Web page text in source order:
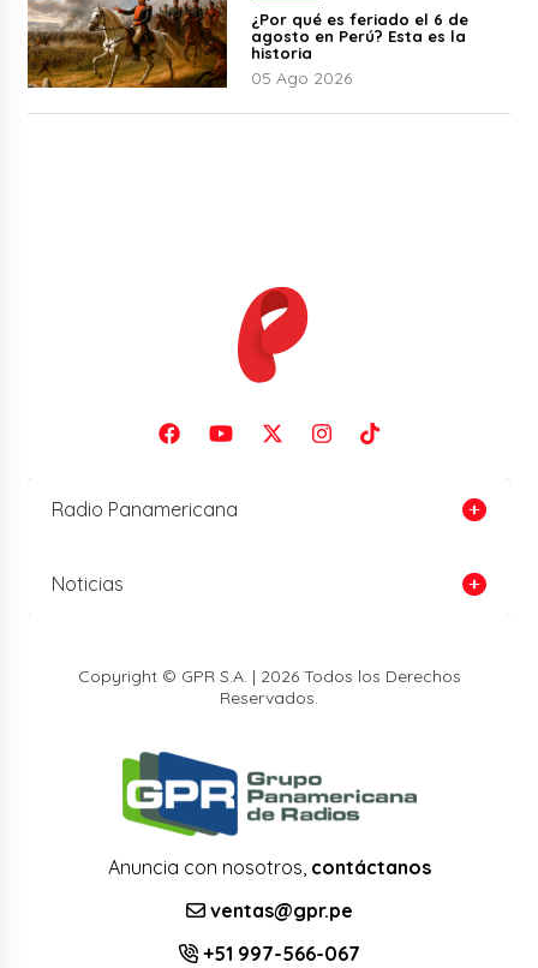
¿Por qué es feriado el 6 de
agosto en Perú? Esta es la
historia
05 Ago 2026
Radio Panamericana
Noticias
Copyright © GPR S.A. | 2026 Todos los Derechos
Reservados.
Anuncia con nosotros, contáctanos
ventas@gpr.pe
+51 997-566-067